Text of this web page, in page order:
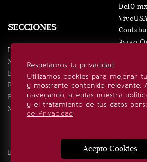
Respetamos tu privacidad
Utilizamos cookies para mejorar
y mostrarte contenido relevante.
navegando, aceptas nuestra
y el tratamiento de tus datos
de Privacidad.
Acepto Cookies
SECCIONES
Inicio
Noticias
Eventos
Realeza
Estilo de vida
Minuto x Minuto
De10.mx
Aviso
Edición Impresa Noticias Quiénes somos